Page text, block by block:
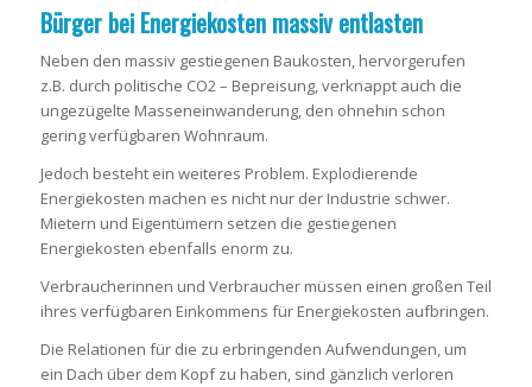
Bürger bei Energiekosten massiv entlasten
Neben den massiv gestiegenen Baukosten, hervorgerufen
z.B. durch politische CO2 – Bepreisung, verknappt auch die
ungezügelte Masseneinwanderung, den ohnehin schon
gering verfügbaren Wohnraum.
Jedoch besteht ein weiteres Problem. Explodierende
Energiekosten machen es nicht nur der Industrie schwer.
Mietern und Eigentümern setzen die gestiegenen
Energiekosten ebenfalls enorm zu.
Verbraucherinnen und Verbraucher müssen einen großen Teil
ihres verfügbaren Einkommens für Energiekosten aufbringen.
Die Relationen für die zu erbringenden Aufwendungen, um
ein Dach über dem Kopf zu haben, sind gänzlich verloren